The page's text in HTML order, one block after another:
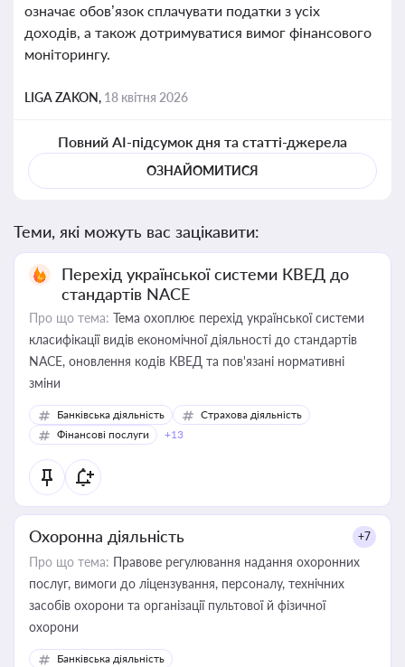
означає обов’язок сплачувати податки з усіх
доходів, а також дотримуватися вимог фінансового
моніторингу.
LIGA ZAKON, 18 квітня 2026
Повний AI-підсумок дня та статті-джерела
ОЗНАЙОМИТИСЯ
Теми, які можуть вас зацікавити:
Перехід української системи КВЕД до
стандартів NACE
Про що тема: Тема охоплює перехід української системи
класифікації видів економічної діяльності до стандартів
NACE, оновлення кодів КВЕД та пов'язані нормативні
зміни
Банківська діяльність
Страхова діяльність
Фінансові послуги
+13
Охоронна діяльність +7
Про що тема: Правове регулювання надання охоронних
послуг, вимоги до ліцензування, персоналу, технічних
засобів охорони та організації пультової й фізичної
охорони
Банківська діяльність